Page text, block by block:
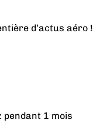
d’actus aéro !
pendant 1 mois